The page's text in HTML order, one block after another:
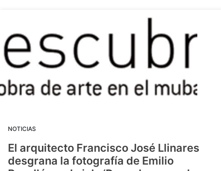
NOTICIAS
El arquitecto Francisco José Llinares
desgrana la fotografía de Emilio